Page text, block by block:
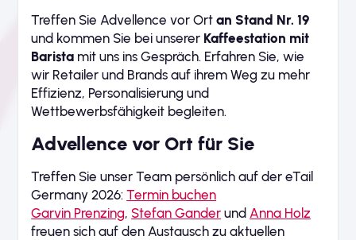
Treffen Sie Advellence vor Ortan Stand Nr. 19
und kommen Sie bei unserer Kaffeestation mit
Barista mit uns ins Gespräch. Erfahren Sie, wie
wir Retailer und Brands auf ihrem Weg zu mehr
Effizienz, Personalisierung und
Wettbewerbsfähigkeit begleiten.
Advellence vor Ort für Sie
Treffen Sie unser Team persönlich auf der eTail
Germany 2026:Termin buchen
Garvin Prenzing, Stefan Gander und Anna Holz
freuen sich auf den Austausch zu aktuellen